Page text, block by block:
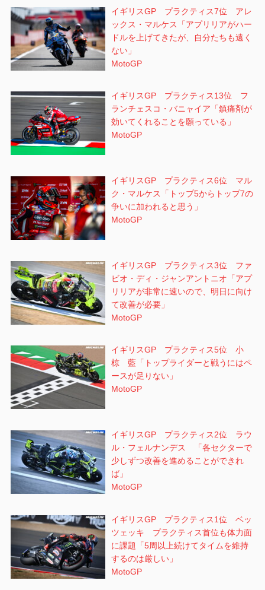
イギリスGP プラクティス7位 アレ
ックス・マルケス「アプリリアがハー
ドルを上げてきたが、自分たちも遠く
ない」
MotoGP
イギリスGP プラクティス13位 フ
ランチェスコ・バニャイア「鎮痛剤が
効いてくれることを願っている」
MotoGP
イギリスGP プラクティス6位 マル
ク・マルケス「トップ5からトップ7の
争いに加われると思う」
MotoGP
イギリスGP プラクティス3位 ファ
ビオ・ディ・ジャンアントニオ「アプ
リリアが非常に速いので、明日に向け
て改善が必要」
MotoGP
イギリスGP プラクティス5位 小
椋 藍「トップライダーと戦うにはペ
ースが足りない」
MotoGP
イギリスGP プラクティス2位 ラウ
ル・フェルナンデス 「各セクターで
少しずつ改善を進めることができれ
ば」
MotoGP
イギリスGP プラクティス1位 ベッ
ツェッキ プラクティス首位も体力面
に課題「5周以上続けてタイムを維持
するのは厳しい」
MotoGP